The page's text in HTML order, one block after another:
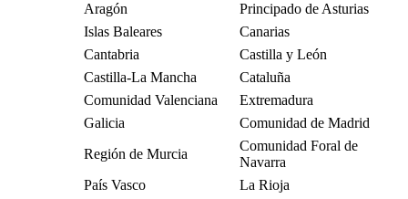
Aragón
Principado de Asturias
Islas Baleares
Canarias
Cantabria
Castilla y León
Castilla-La Mancha
Cataluña
Comunidad Valenciana
Extremadura
Galicia
Comunidad de Madrid
Región de Murcia
Comunidad Foral de
Navarra
País Vasco
La Rioja